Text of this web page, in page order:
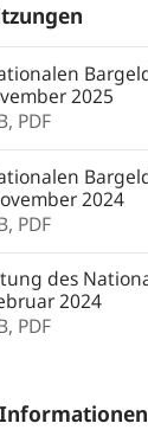
2025
PDF
2024
PDF
des
2024
PDF